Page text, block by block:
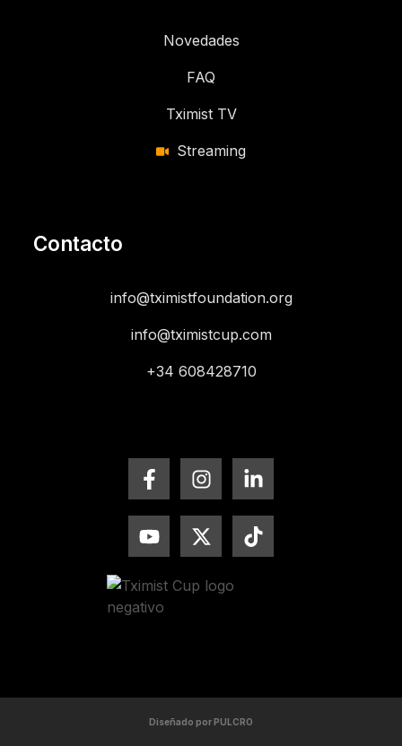
Novedades
FAQ
Tximist TV
Streaming
Contacto
info@tximistfoundation.org
info@tximistcup.com
+34 608428710
Diseñado por PULCRO